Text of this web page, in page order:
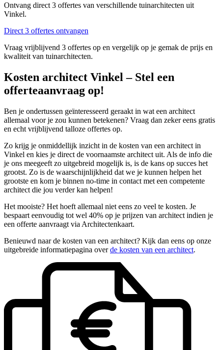
Ontvang direct 3 offertes van verschillende tuinarchitecten uit
Vinkel.
Direct 3 offertes ontvangen
Vraag vrijblijvend 3 offertes op en vergelijk op je gemak de prijs en
kwaliteit van tuinarchitecten.
Kosten architect Vinkel – Stel een
offerteaanvraag op!
Ben je ondertussen geïnteresseerd geraakt in wat een architect
allemaal voor je zou kunnen betekenen? Vraag dan zeker eens gratis
en echt vrijblijvend talloze offertes op.
Zo krijg je onmiddellijk inzicht in de kosten van een architect in
Vinkel en kies je direct de voornaamste architect uit. Als de info die
je ons meegeeft zo uitgebreid mogelijk is, is de kans op succes het
grootst. Zo is de waarschijnlijkheid dat we je kunnen helpen het
grootste en kom je binnen no-time in contact met een competente
architect die jou verder kan helpen!
Het mooiste? Het hoeft allemaal niet eens zo veel te kosten. Je
bespaart eenvoudig tot wel 40% op je prijzen van architect indien je
een offerte aanvraagt via Architectenkaart.
Benieuwd naar de kosten van een architect? Kijk dan eens op onze
uitgebreide informatiepagina overde kosten van een architect.